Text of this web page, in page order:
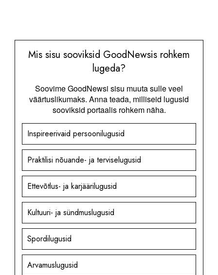
Mis sisu sooviksid GoodNewsis rohkem
lugeda?
Soovime GoodNewsi sisu muuta sulle veel
väärtuslikumaks. Anna teada, milliseid lugusid
sooviksid portaalis rohkem näha.
Inspireerivaid persoonilugusid
Praktilisi nõuande- ja terviselugusid
Ettevõtlus- ja karjäärilugusid
Kultuuri- ja sündmuslugusid
Spordilugusid
Arvamuslugusid